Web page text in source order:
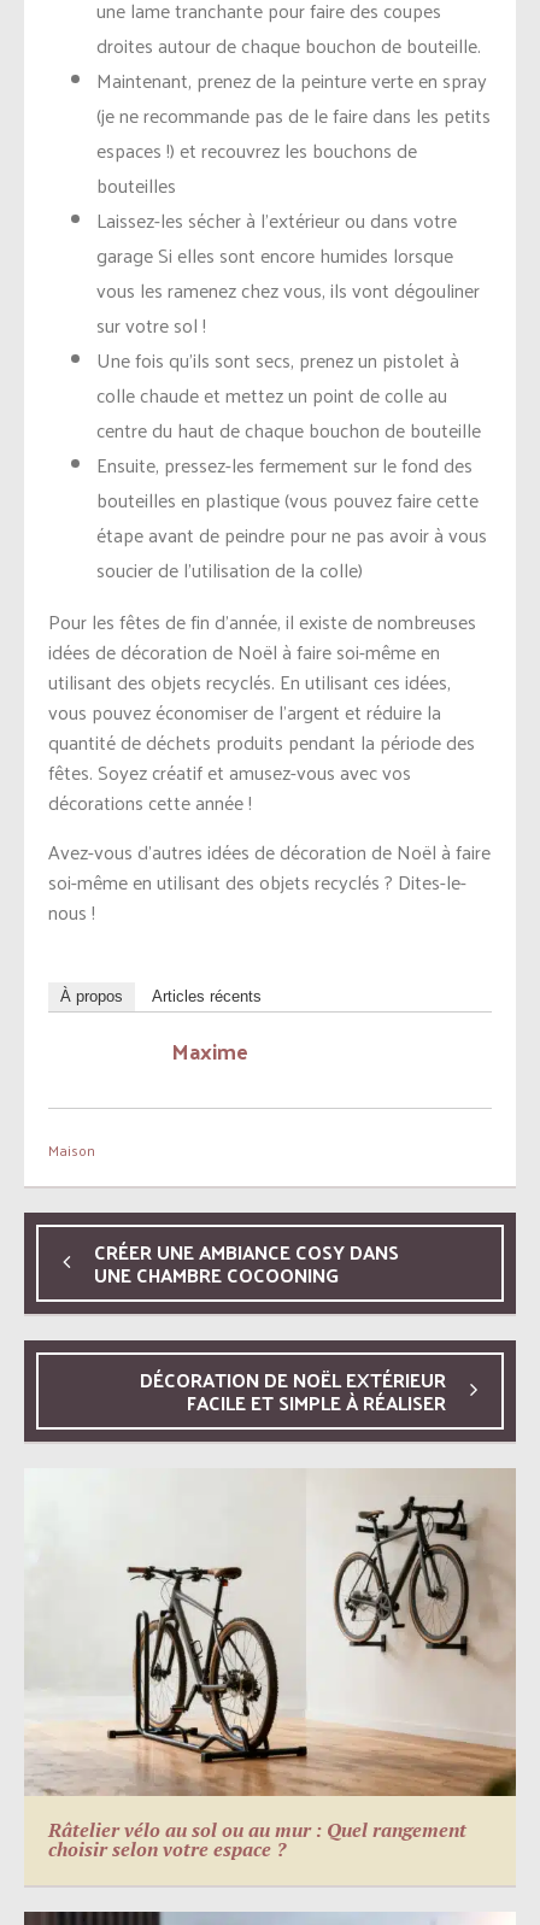
une lame tranchante pour faire des coupes
droites autour de chaque bouchon de bouteille.
Maintenant, prenez de la peinture verte en spray
(je ne recommande pas de le faire dans les petits
espaces !) et recouvrez les bouchons de
bouteilles
Laissez-les sécher à l’extérieur ou dans votre
garage Si elles sont encore humides lorsque
vous les ramenez chez vous, ils vont dégouliner
sur votre sol !
Une fois qu’ils sont secs, prenez un pistolet à
colle chaude et mettez un point de colle au
centre du haut de chaque bouchon de bouteille
Ensuite, pressez-les fermement sur le fond des
bouteilles en plastique (vous pouvez faire cette
étape avant de peindre pour ne pas avoir à vous
soucier de l’utilisation de la colle)
Pour les fêtes de fin d’année, il existe de nombreuses
idées de décoration de Noël à faire soi-même en
utilisant des objets recyclés. En utilisant ces idées,
vous pouvez économiser de l’argent et réduire la
quantité de déchets produits pendant la période des
fêtes. Soyez créatif et amusez-vous avec vos
décorations cette année !
Avez-vous d’autres idées de décoration de Noël à faire
soi-même en utilisant des objets recyclés ? Dites-le-
nous !
À propos Articles récents
Maxime
Maison
CRÉER UNE AMBIANCE COSY DANS
UNE CHAMBRE COCOONING
DÉCORATION DE NOËL EXTÉRIEUR
FACILE ET SIMPLE À RÉALISER
Râtelier vélo au sol ou au mur : Quel rangement
choisir selon votre espace ?